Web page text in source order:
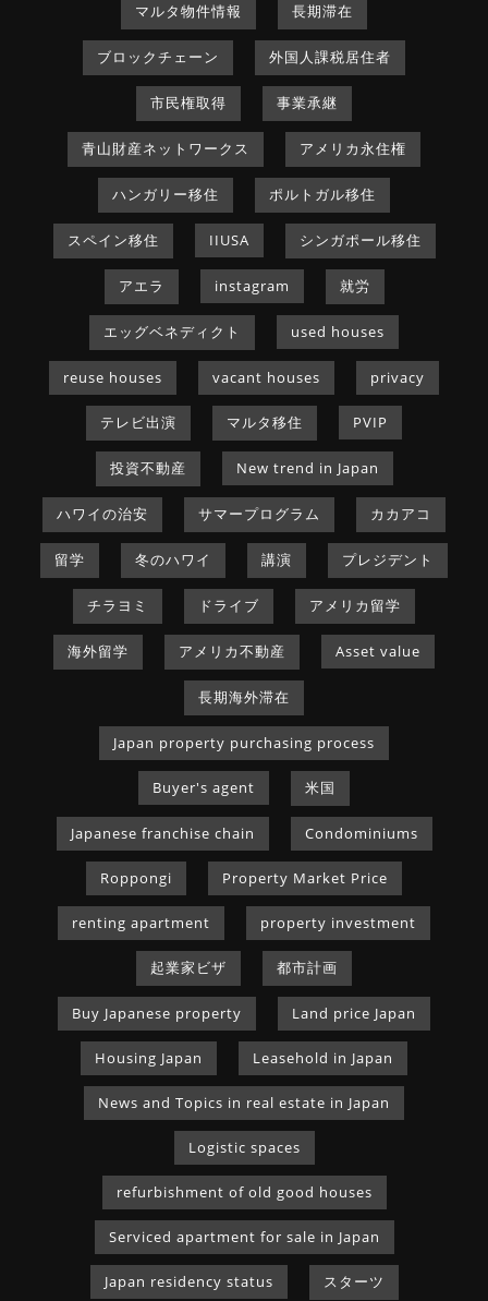
マルタ物件情報 長期滞在
ブロックチェーン 外国人課税居住者
市民権取得 事業承継
青山財産ネットワークス アメリカ永住権
ハンガリー移住 ポルトガル移住
スペイン移住 IIUSA シンガポール移住
アエラ instagram 就労
エッグベネディクト used houses
reuse houses vacant houses privacy
テレビ出演 マルタ移住 PVIP
投資不動産 New trend in Japan
ハワイの治安 サマープログラム カカアコ
留学 冬のハワイ 講演 プレジデント
チラヨミ ドライブ アメリカ留学
海外留学 アメリカ不動産 Asset value
長期海外滞在
Japan property purchasing process
Buyer's agent 米国
Japanese franchise chain Condominiums
Roppongi Property Market Price
renting apartment property investment
起業家ビザ 都市計画
Buy Japanese property Land price Japan
Housing Japan Leasehold in Japan
News and Topics in real estate in Japan
Logistic spaces
refurbishment of old good houses
Serviced apartment for sale in Japan
Japan residency status スターツ